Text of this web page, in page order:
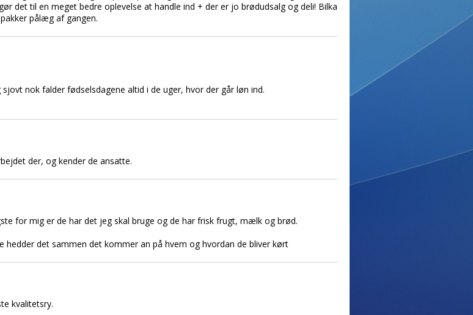
det til en meget bedre oplevelse at handle ind + der er jo brødudsalg og deli! Bilka
pålæg af gangen.
nok falder fødselsdagene altid i de uger, hvor der går løn ind.
der, og kender de ansatte.
for mig er de har det jeg skal bruge og de har frisk frugt, mælk og brød.
det sammen det kommer an på hvem og hvordan de bliver kørt
kvalitetsry.